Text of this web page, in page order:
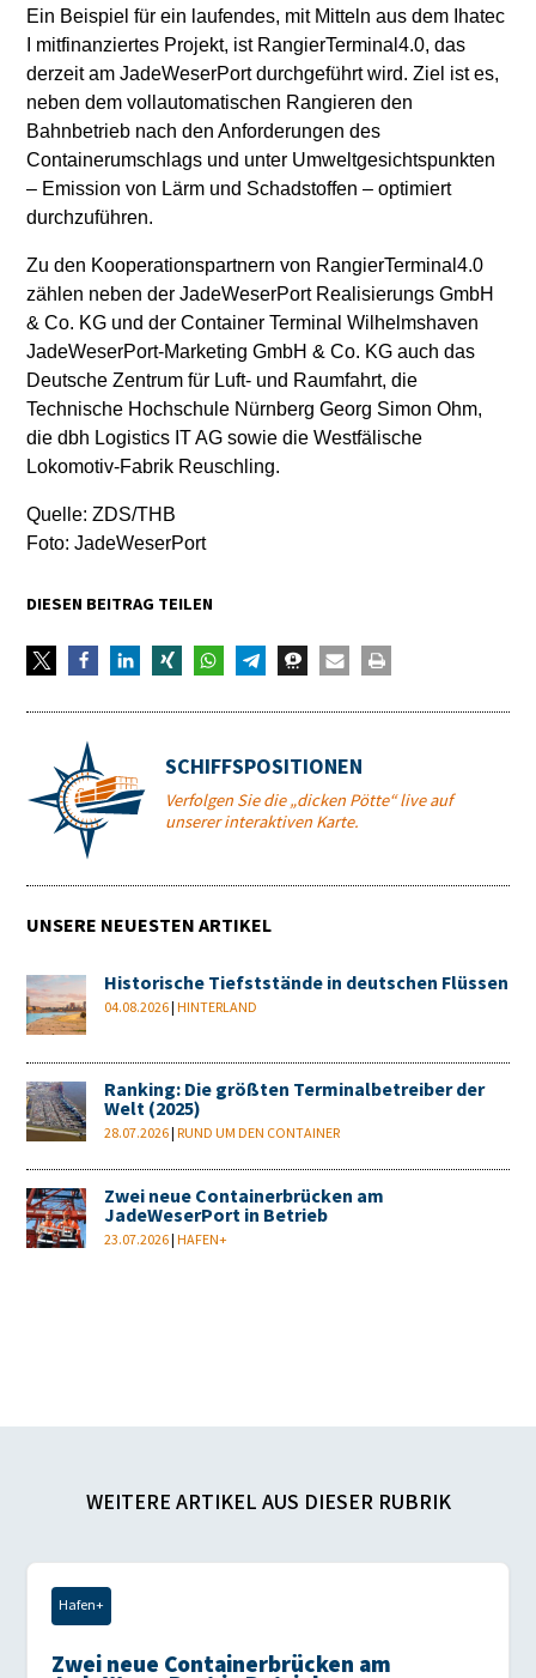
Ein Beispiel für ein laufendes, mit Mitteln aus dem Ihatec
I mitfinanziertes Projekt, ist RangierTerminal4.0, das
derzeit am JadeWeserPort durchgeführt wird. Ziel ist es,
neben dem vollautomatischen Rangieren den
Bahnbetrieb nach den Anforderungen des
Containerumschlags und unter Umweltgesichtspunkten
– Emission von Lärm und Schadstoffen – optimiert
durchzuführen.
Zu den Kooperationspartnern von RangierTerminal4.0
zählen neben der JadeWeserPort Realisierungs GmbH
& Co. KG und der Container Terminal Wilhelmshaven
JadeWeserPort-Marketing GmbH & Co. KG auch das
Deutsche Zentrum für Luft- und Raumfahrt, die
Technische Hochschule Nürnberg Georg Simon Ohm,
die dbh Logistics IT AG sowie die Westfälische
Lokomotiv-Fabrik Reuschling.
Quelle: ZDS/THB
Foto: JadeWeserPort
DIESEN BEITRAG TEILEN
SCHIFFSPOSITIONEN
Verfolgen Sie die „dicken Pötte“ live auf
unserer interaktiven Karte.
UNSERE NEUESTEN ARTIKEL
Historische Tiefststände in deutschen Flüssen
04.08.2026 |HINTERLAND
Ranking: Die größten Terminalbetreiber der
Welt (2025)
28.07.2026 |RUND UM DEN CONTAINER
Zwei neue Containerbrücken am
JadeWeserPort in Betrieb
23.07.2026 |HAFEN+
WEITERE ARTIKEL AUS DIESER RUBRIK
Hafen+
Zwei neue Containerbrücken am